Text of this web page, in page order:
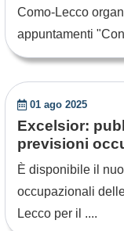
Como-Lecco
appuntamenti
01 ago 2025
Excelsior:
previsioni
È disponibile il
occupazionali
Lecco per il ....